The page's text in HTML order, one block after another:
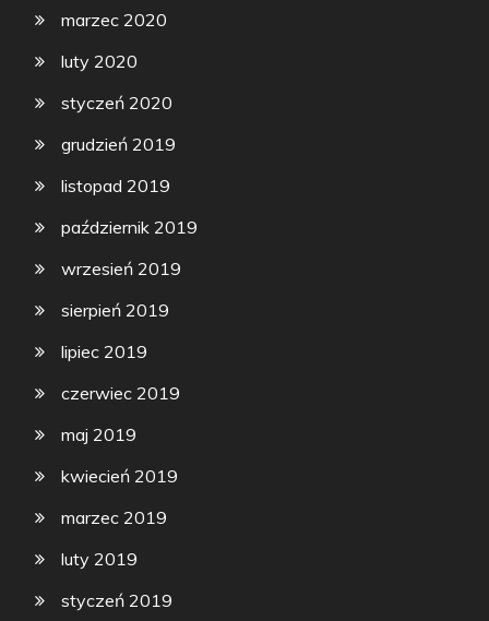
marzec 2020
luty 2020
styczeń 2020
grudzień 2019
listopad 2019
październik 2019
wrzesień 2019
sierpień 2019
lipiec 2019
czerwiec 2019
maj 2019
kwiecień 2019
marzec 2019
luty 2019
styczeń 2019